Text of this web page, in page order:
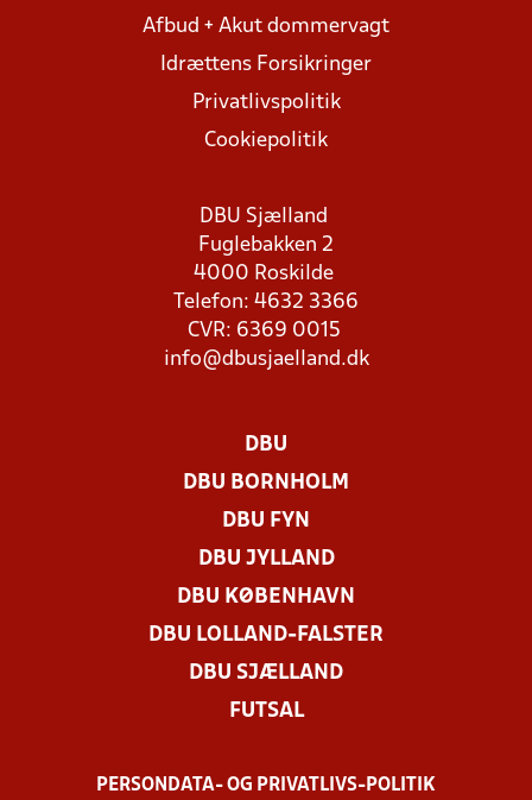
Afbud + Akut dommervagt
Idrættens Forsikringer
Privatlivspolitik
Cookiepolitik
DBU Sjælland
Fuglebakken 2
4000 Roskilde
Telefon: 4632 3366
CVR: 6369 0015
info@dbusjaelland.dk
DBU
DBU BORNHOLM
DBU FYN
DBU JYLLAND
DBU KØBENHAVN
DBU LOLLAND-FALSTER
DBU SJÆLLAND
FUTSAL
PERSONDATA- OG PRIVATLIVS-POLITIK